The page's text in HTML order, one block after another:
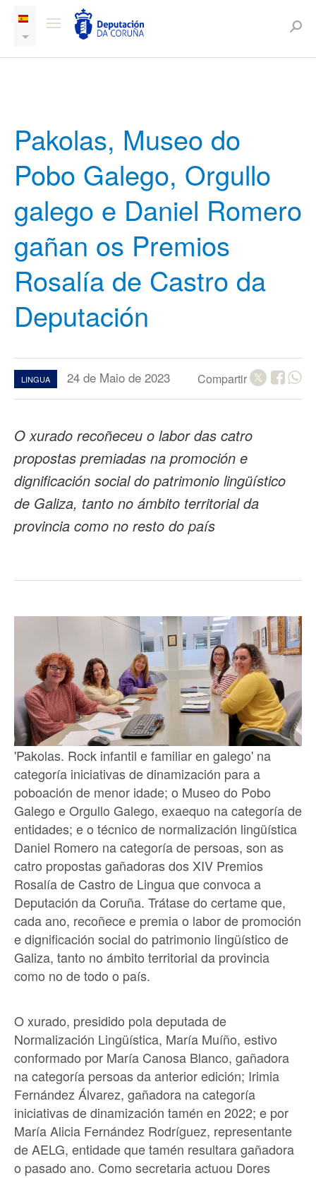
Pakolas, Museo do
Pobo Galego, Orgullo
galego e Daniel Romero
gañan os Premios
Rosalía de Castro da
Deputación
LINGUA 24 de Maio de 2023 Compartir
O xurado recoñeceu o labor das catro
propostas premiadas na promoción e
dignificación social do patrimonio lingüístico
de Galiza, tanto no ámbito territorial da
provincia como no resto do país
'Pakolas. Rock infantil e familiar en galego' na
categoría iniciativas de dinamización para a
poboación de menor idade; o Museo do Pobo
Galego e Orgullo Galego, exaequo na categoría de
entidades; e o técnico de normalización lingüística
Daniel Romero na categoría de persoas, son as
catro propostas gañadoras dos XIV Premios
Rosalía de Castro de Lingua que convoca a
Deputación da Coruña. Trátase do certame que,
cada ano, recoñece e premia o labor de promoción
e dignificación social do patrimonio lingüístico de
Galiza, tanto no ámbito territorial da provincia
como no de todo o país.
O xurado, presidido pola deputada de
Normalización Lingüística, María Muíño, estivo
conformado por María Canosa Blanco, gañadora
na categoría persoas da anterior edición; Irimia
Fernández Álvarez, gañadora na categoría
iniciativas de dinamización tamén en 2022; e por
María Alicia Fernández Rodríguez, representante
de AELG, entidade que tamén resultara gañadora
o pasado ano. Como secretaria actuou Dores